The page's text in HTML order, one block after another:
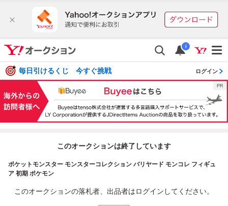
i
毎日引けるくじ 今すぐ挑戦 ログイン
このオークションは終了しています
ポケットモンスター モンスターコレクション バリヤード モンコレ フィギュ
ア 初期 ポケモン
このオークションの落札者、出品者はログインしてください。